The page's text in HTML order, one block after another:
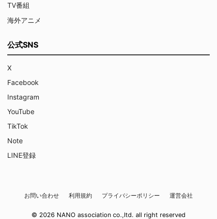
TV番組
海外アニメ
公式SNS
X
Facebook
Instagram
YouTube
TikTok
Note
LINE登録
お問い合わせ 利用規約 プライバシーポリシー 運営会社
© 2026 NANO association co.,ltd. all right reserved